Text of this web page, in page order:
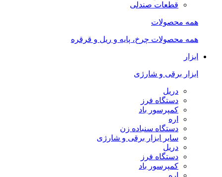
قطعات صندلی
همه محصولات
همه محصولات چرخ، پایه و ریل و قرقره
ابزار
ابزار برقی و شارژی
دریل
دستگاه فرز
کمپرسور باد
اره
دستگاه سنباده زن
سایر ابزار برقی و شارژی
دریل
دستگاه فرز
کمپرسور باد
اره